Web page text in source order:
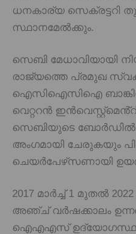
ധനകാര്യ സെക്രട്ടറി
സ്ഥാനമേൽക്കും.
സെബി മേധാവിയായി
രാജ്യത്തെ പ്രമുഖ
ഐസിഐസിഐ
വെറ്ററൻ
സെബിയുടെ
അംഗമായി ചേരുകയും
ചെയർപേഴ്‌സണായി
2017 മാർച്ച് 1 മുതൽ
അഞ്ച് വർഷക്കാലം
ഐഎഎസ്